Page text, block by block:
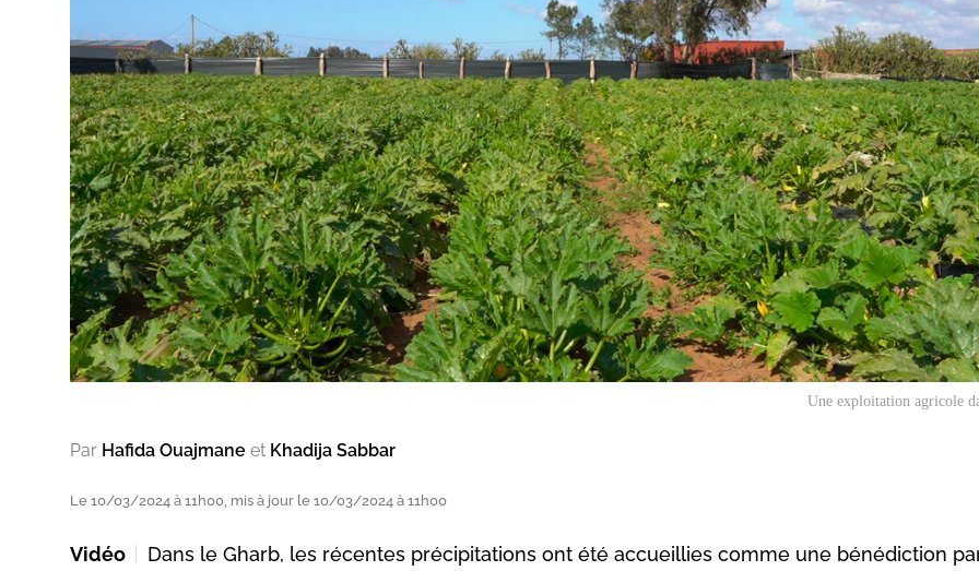
Une exploitation agricole
Par Hafida Ouajmane et Khadija Sabbar
Le 10/03/2024 à 11h00, mis à jour le 10/03/2024 à 11h00
Vidéo
Dans le Gharb, les récentes précipitations ont été accueillies comme une bénédiction